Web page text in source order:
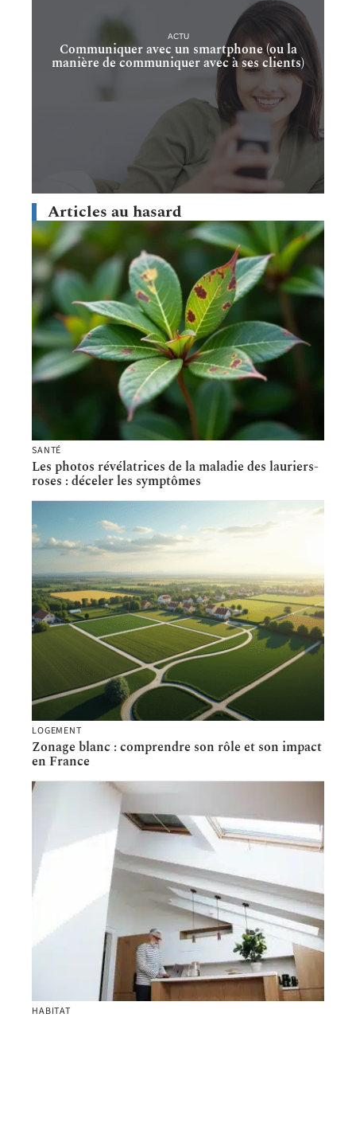
ACTU
Communiquer avec un smartphone (ou la
manière de communiquer avec à ses clients)
Articles au hasard
SANTÉ
Les photos révélatrices de la maladie des lauriers-
roses : déceler les symptômes
LOGEMENT
Zonage blanc : comprendre son rôle et son impact
en France
HABITAT